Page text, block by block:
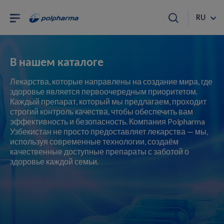
RU
В нашем каталоге
Лекарства, которые направлены на создание мира, где
здоровье является первоочередным приоритетом.
Каждый препарат, который мы предлагаем, проходит
строгий контроль качества, чтобы обеспечить вам
эффективность и безопасность. Компания Polpharma
Узбекистан не просто предоставляет лекарства — мы,
используя современные технологии, создаём
качественные доступные препараты с заботой о
здоровье каждой семьи.